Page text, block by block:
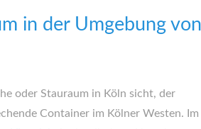
in der Umgebung von
oder Stauraum in Köln sicht, der
Container im Kölner Westen. Im